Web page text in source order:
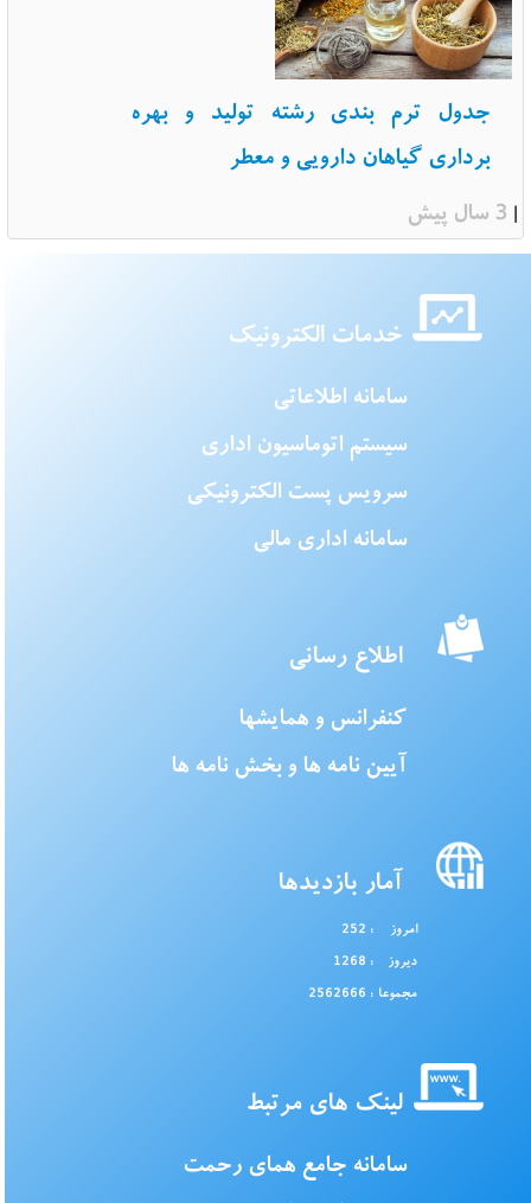
جدول ترم بندی رشته تولید و بهره
برداری گیاهان دارویی و معطر
| 3 سال پیش
خدمات الکترونیک
سامانه اطلاعاتی
سیستم اتوماسیون اداری
سرویس پست الکترونیکی
سامانه اداری مالی
اطلاع رسانی
کنفرانس و همایشها
آیین نامه ها و بخش نامه ها
آمار بازدیدها
امروز
: 252
دیروز
: 1268
مجموعا : 2562666
لینک های مرتبط
سامانه جامع همای رحمت